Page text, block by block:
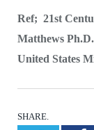
Ref; 21st
Matthews
United States
SHARE.